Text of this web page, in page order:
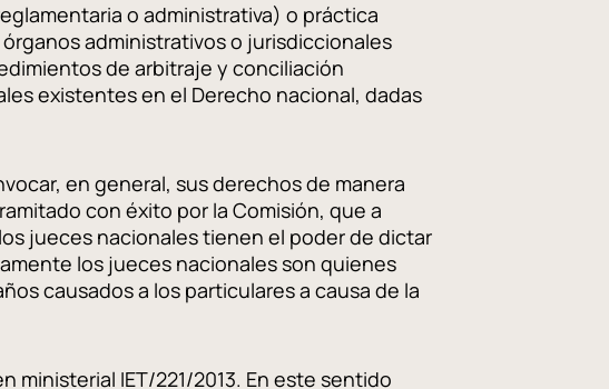
o administrativa) o práctica
administrativos o jurisdiccionales
de arbitraje y conciliación
existentes en el Derecho nacional, dadas
en general, sus derechos de manera
con éxito por la Comisión, que a
jueces nacionales tienen el poder de dictar
los jueces nacionales son quienes
causados a los particulares a causa de la
ministerial IET/221/2013. En este sentido